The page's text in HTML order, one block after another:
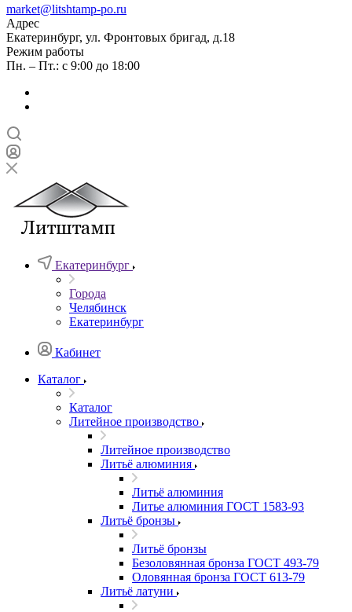
market@litshtamp-po.ru
Адрес
Екатеринбург, ул. Фронтовых бригад, д.18
Режим работы
Пн. – Пт.: с 9:00 до 18:00
Екатеринбург
Города
Челябинск
Екатеринбург
Кабинет
Каталог
Каталог
Литейное производство
Литейное производство
Литьё алюминия
Литьё алюминия
Литье алюминия ГОСТ 1583-93
Литьё бронзы
Литьё бронзы
Безоловянная бронза ГОСТ 493-79
Оловянная бронза ГОСТ 613-79
Литьё латуни